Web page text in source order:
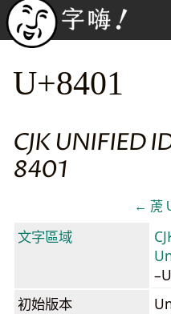
U+8401
CJK UNIFIED
8401
← 萀
文字區域
初始版本